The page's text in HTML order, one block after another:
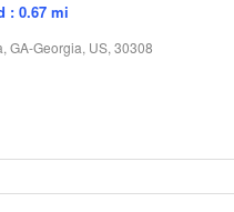
: 0.67 mi
GA-Georgia, US, 30308